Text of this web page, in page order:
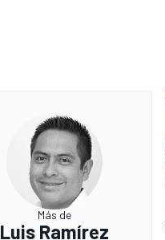
Más de
Luis Ramírez